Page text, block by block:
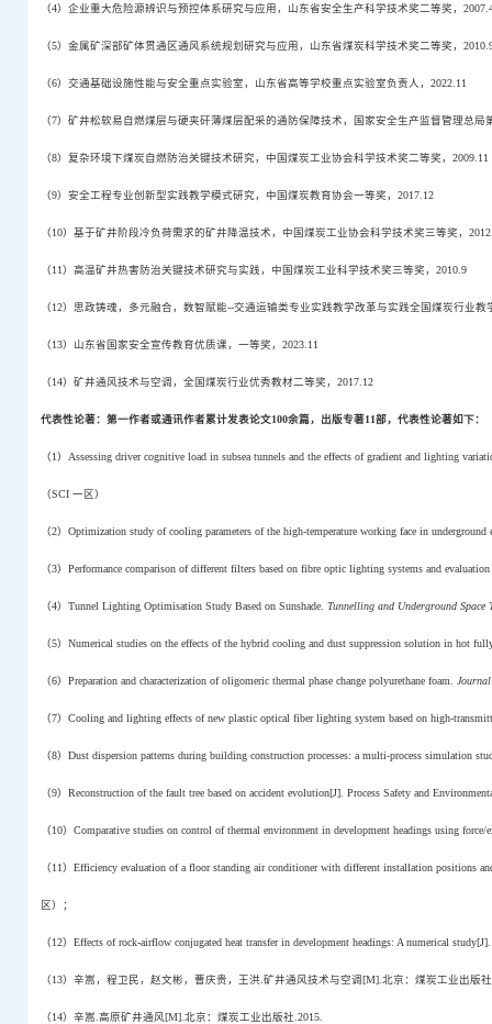
（4）企业重大危险源辨识与预控体系研究与应用，山东省安全生产科学技术奖二等奖，
（5）金属矿深部矿体贯通区通风系统规划研究与应用，山东省煤炭科学技术奖二等奖，
（6）交通基础设施性能与安全重点实验室，山东省高等学校重点实验室负责人， 2022.11
（7）矿井松软易自燃煤层与硬夹矸薄煤层配采的通防保障技术，国家安全生产监督管理总局
（8）复杂环境下煤炭自燃防治关键技术研究，中国煤炭工业协会科学技术奖二等奖， 2009.11
（9）安全工程专业创新型实践教学模式研究，中国煤炭教育协会一等奖， 2017.12
（10）基于矿井阶段冷负荷需求的矿井降温技术，中国煤炭工业协会科学技术奖三等奖，
（11）高温矿井热害防治关键技术研究与实践，中国煤炭工业科学技术奖三等奖， 2010.9
（12）思政铸魂，多元融合，数智赋能--交通运输类专业实践教学改革与实践全国煤炭行业教
（13）山东省国家安全宣传教育优质课，一等奖， 2023.11
（14）矿井通风技术与空调，全国煤炭行业优秀教材二等奖， 2017.12
代表性论著：第一作者或通讯作者累计发表论文100余篇，出版专著11部，代表性论著如下：
（1） Assessing driver cognitive load in subsea tunnels and the effects of gradient and lighting
（SCI 一区）
（2） Optimization study of cooling parameters of the high-temperature working face in underground
（3） Performance comparison of different filters based on fibre optic lighting systems and
（4） Tunnel Lighting Optimisation Study Based on Sunshade. Tunnelling and Underground Space
（5） Numerical studies on the effects of the hybrid cooling and dust suppression solution in hot
（6） Preparation and characterization of oligomeric thermal phase change polyurethane foam.
（7） Cooling and lighting effects of new plastic optical fiber lighting system based on high-
（8） Dust dispersion patterns during building construction processes: a multi-process simulation
（9） Reconstruction of the fault tree based on accident evolution[J]. Process Safety and
（10） Comparative studies on control of thermal environment in development headings using
（11） Efficiency evaluation of a floor standing air conditioner with different installation positions
区）；
（12） Effects of rock-airflow conjugated heat transfer in development headings: A numerical
（13）辛嵩，程卫民，赵文彬，曹庆贵，王洪. 矿井通风技术与空调[M]. 北京：煤炭工业出版社
（14）辛嵩 高原矿井通风[M]. 北京：煤炭工业出版社 .2015.